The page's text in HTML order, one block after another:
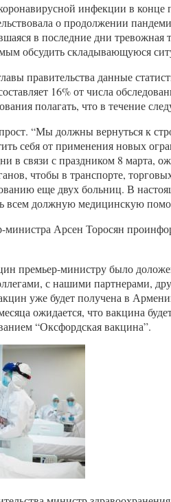
инфекции в
о продолжении
в последние дни
обсудить складывающуюся
правительства данные
16% от числа
полагать, что в течение
прост. “Мы должны вернуться к
себя от применения новых
в связи с праздником 8 марта,
чтобы в транспорте,
еще двух больниц. В
всем должную медицинскую
министра Арсен Торосян
премьер-министру было
с нашими партнерами,
уже будет получена в
ожидается, что вакцина
“Оксфордская вакцина”.